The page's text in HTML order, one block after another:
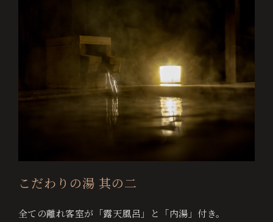
お電話でのご予約・お問い合わせ
0995-64-4100
+81-995-64-4100
宿
泊
ラ
こだわりの湯 其の二
全ての離れ客室が「露天風呂」と「内湯」付き。